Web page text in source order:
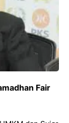
Fair